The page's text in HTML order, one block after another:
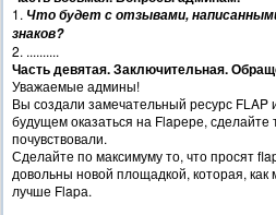
1. Что будет с отзывами,
знаков?
2. ..........
Часть девятая. Заключительная.
Уважаемые админы!
Вы создали замечательный ресурс FLAP
будущем оказаться на Flapере, сделайте
почувствовали.
Сделайте по максимуму то, что просят
довольны новой площадкой, которая, как
лучше Flapа.